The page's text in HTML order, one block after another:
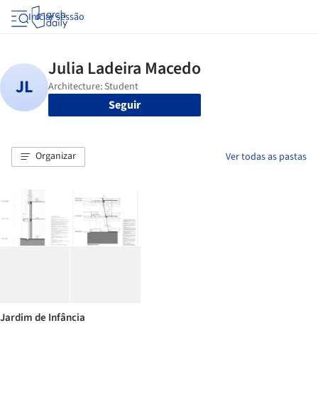
Iniciar sessão
Seguir
Organizar Ver todas as pastas
Jardim de Infância